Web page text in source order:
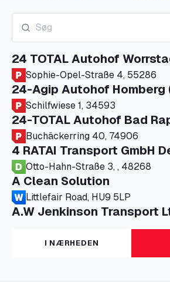
24 TOTAL Autohof
Sophie-Opel-Straße 4, 55286
24-Agip Autohof Homberg
Schilfwiese 1, 34593
24-TOTAL Autohof Bad
Buchäckerring 40, 74906
4 RATAI Transport GmbH
Otto-Hahn-Straße 3, , 48268
A Clean Solution
Littlefair Road, HU9 5LP
A.W Jenkinson Transport
Progress House, ME11 5GA
A+G Nettetal - Depot
Am Panneschopp 7, 41334
I NÆRHEDEN